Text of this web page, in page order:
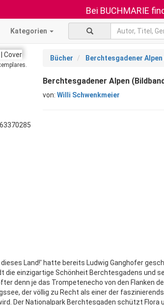
Bei BUCHMARIE
Kategorien
Bücher Berchtesgadener
Berchtesgadener Alpen
von: Willi Schwenkmeier
Land!' hatte bereits Ludwig Ganghofer
die einzigartige Schönheit Berchtesgadens und
denn je das Trompetenecho von den Flanken
der völlig zu Recht als einer der
Der Nationalpark Berchtesgaden schützt Flora